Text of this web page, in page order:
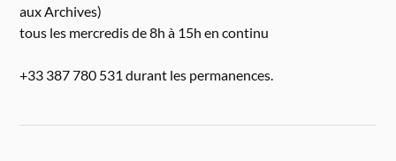
aux Archives)
tous les mercredis de 8h à 15h en continu
+33 387 780 531 durant les permanences.